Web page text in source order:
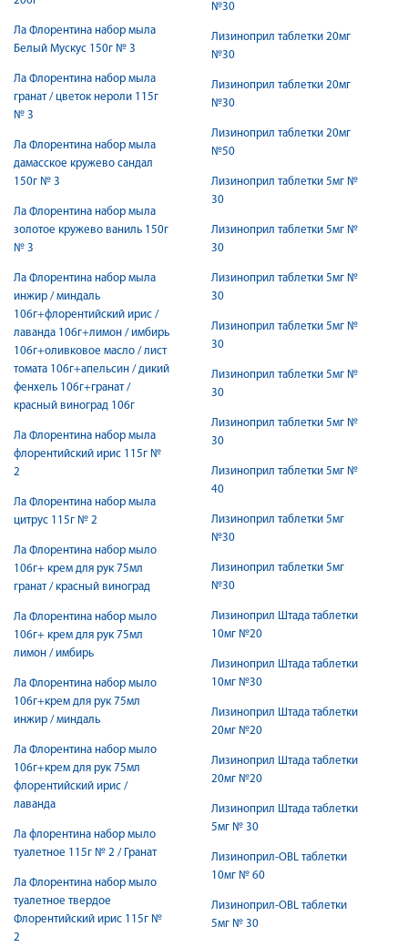
Ла Флорентина набор мыла
Белый Мускус 150г № 3
Ла Флорентина набор мыла
гранат / цветок нероли 115г
№ 3
Ла Флорентина набор мыла
дамасское кружево сандал
150г № 3
Ла Флорентина набор мыла
золотое кружево ваниль 150г
№ 3
Ла Флорентина набор мыла
инжир / миндаль
106г+флорентийский ирис /
лаванда 106г+лимон / имбирь
106г+оливковое масло / лист
томата 106г+апельсин / дикий
фенхель 106г+гранат /
красный виноград 106г
Ла Флорентина набор мыла
флорентийский ирис 115г №
2
Ла Флорентина набор мыла
цитрус 115г № 2
Ла Флорентина набор мыло
106г+ крем для рук 75мл
гранат / красный виноград
Ла Флорентина набор мыло
106г+ крем для рук 75мл
лимон / имбирь
Ла Флорентина набор мыло
106г+крем для рук 75мл
инжир / миндаль
Ла Флорентина набор мыло
106г+крем для рук 75мл
флорентийский ирис /
лаванда
Ла флорентина набор мыло
туалетное 115г № 2 / Гранат
Ла Флорентина набор мыло
туалетное твердое
Флорентийский ирис 115г №
2
№30
Лизиноприл таблетки 20мг
№30
Лизиноприл таблетки 20мг
№30
Лизиноприл таблетки 20мг
№50
Лизиноприл таблетки 5мг №
30
Лизиноприл таблетки 5мг №
30
Лизиноприл таблетки 5мг №
30
Лизиноприл таблетки 5мг №
30
Лизиноприл таблетки 5мг №
30
Лизиноприл таблетки 5мг №
30
Лизиноприл таблетки 5мг №
40
Лизиноприл таблетки 5мг
№30
Лизиноприл таблетки 5мг
№30
Лизиноприл Штада таблетки
10мг №20
Лизиноприл Штада таблетки
10мг №30
Лизиноприл Штада таблетки
20мг №20
Лизиноприл Штада таблетки
20мг №20
Лизиноприл Штада таблетки
5мг № 30
Лизиноприл-OBL таблетки
10мг № 60
Лизиноприл-OBL таблетки
5мг № 30